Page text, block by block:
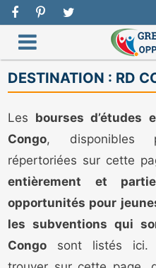
DESTINATION : RD
Les bourses d’études
Congo, disponibles
répertoriées sur cette
entièrement et
opportunités pour
les subventions qui
Congo sont listés ici.